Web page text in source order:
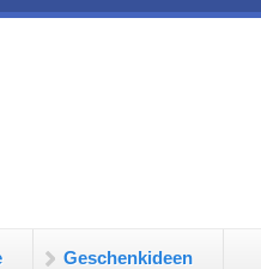
Geschenkideen